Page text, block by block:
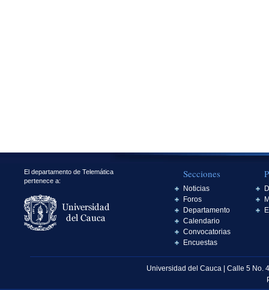
El departamento de Telemática
pertenece a:
Secciones
Noticias
Foros
Departamento
Calendario
Convocatorias
Encuestas
Universidad del Cauca | Calle 5 No.